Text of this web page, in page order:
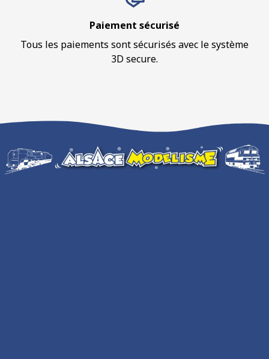
Paiement sécurisé
Tous les paiements sont sécurisés avec le système
3D secure.